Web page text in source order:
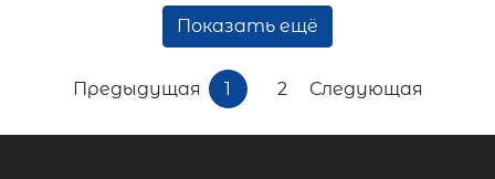
Показать ещё
Предыдущая 1 2 Следующая